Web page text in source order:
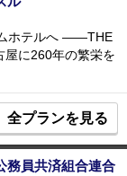
ホテルへ ――THE
屋に260年の繁栄を
全プランを見る
務員共済組合連合